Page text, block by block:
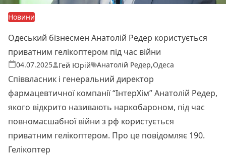
Новини
Одеський бізнесмен Анатолій Редер користується
приватним гелікоптером під час війни
04.07.2025Опубліковано
Гей Юрій
Теги: Анатолій Редер,Одеса
Співвласник і генеральний директор
фармацевтичної компанії “ІнтерХім” Анатолій Редер,
якого відкрито називають наркобароном, під час
повномасшабної війни з рф користується
приватним гелікоптером. Про це повідомляє 190.
Гелікоптер